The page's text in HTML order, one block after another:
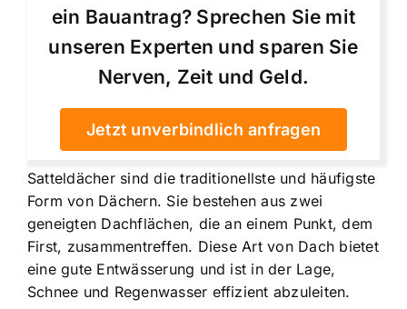
ein Bauantrag? Sprechen Sie mit
unseren Experten und sparen Sie
Nerven, Zeit und Geld.
Jetzt unverbindlich anfragen
Satteldächer sind die traditionellste und häufigste
Form von Dächern. Sie bestehen aus zwei
geneigten Dachflächen, die an einem Punkt, dem
First, zusammentreffen. Diese Art von Dach bietet
eine gute Entwässerung und ist in der Lage,
Schnee und Regenwasser effizient abzuleiten.